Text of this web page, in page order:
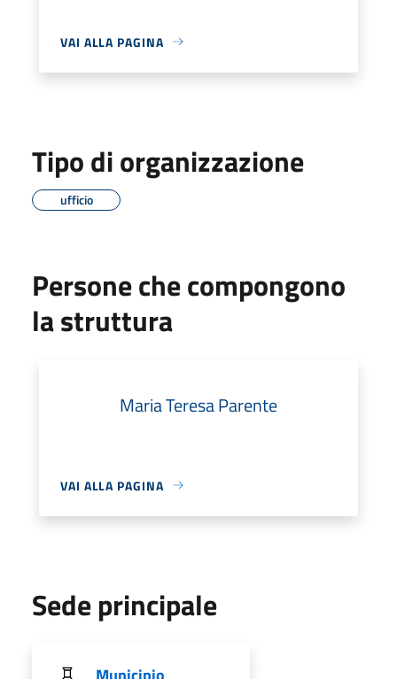
VAI ALLA PAGINA
Tipo di organizzazione
ufficio
Persone che compongono
la struttura
Maria Teresa Parente
VAI ALLA PAGINA
Sede principale